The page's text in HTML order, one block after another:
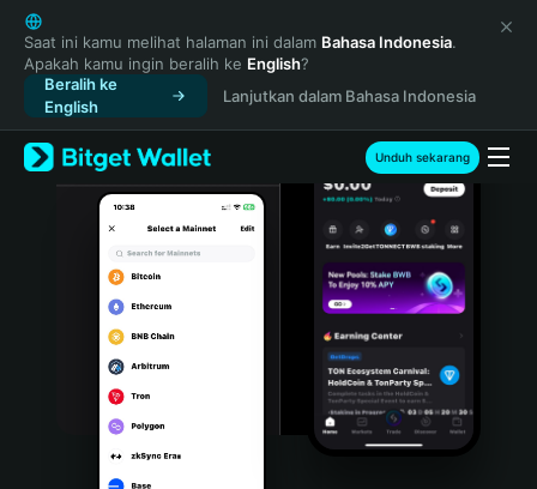
English
日本語
Tiếng Việt
Русский
Español (Latinoamérica)
Türkçe
Italiano
Português (Portugal)
Bahasa Indonesia
Saat ini kamu melihat halaman ini dalam Bahasa Indonesia.
Apakah kamu ingin beralih ke English?
Beralih ke
English
Lanjutkan dalam Bahasa Indonesia
Unduh sekarang